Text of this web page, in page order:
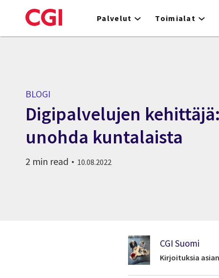
to
Palvelut Toimialat
BLOGI
Digipalvelujen
unohda kuntalaista
2 min read 10.08.2022
CGI Suomi
Kirjoituksia